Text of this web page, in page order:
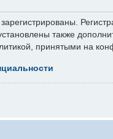
также
принятыми на